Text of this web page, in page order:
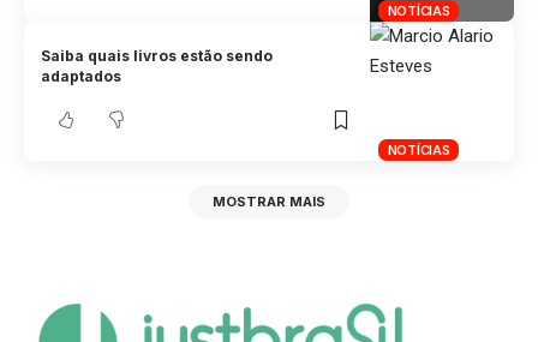
NOTÍCIAS
NOTÍCIAS
Saiba quais livros estão sendo
adaptados
MOSTRAR MAIS